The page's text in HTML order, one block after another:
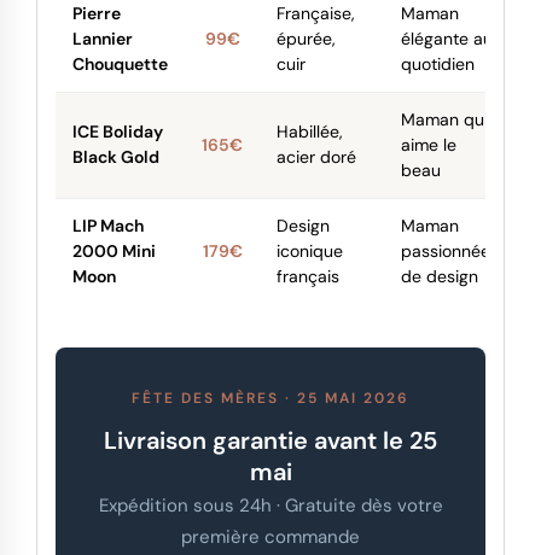
Pierre
Lannier
Chouquette
99€
Française,
épurée,
cuir
Maman
élégante au
quotidien
ICE Boliday
Black Gold
165€
Habillée,
acier doré
Maman qui
aime le
beau
LIP Mach
2000 Mini
Moon
179€
Design
iconique
français
Maman
passionnée
de design
FÊTE DES MÈRES · 25 MAI 2026
Livraison garantie avant le 25
mai
Expédition sous 24h · Gratuite dès votre
première commande